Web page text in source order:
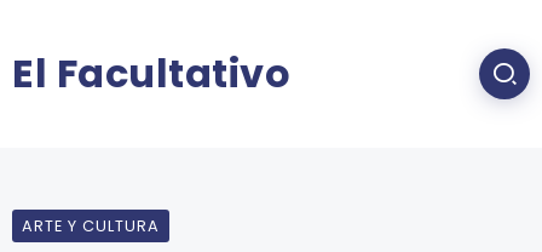
El Facultativo
ARTE Y CULTURA